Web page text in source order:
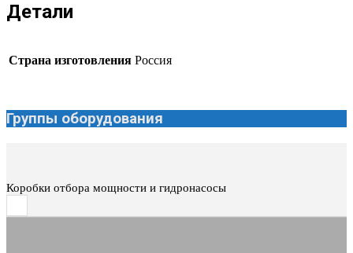
Детали
Страна изготовления Россия
Группы оборудования
Коробки отбора мощности и гидронасосы